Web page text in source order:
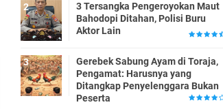
3 Tersangka Pengeroyokan Maut
Bahodopi Ditahan, Polisi Buru
Aktor Lain
Gerebek Sabung Ayam di Toraja,
Pengamat: Harusnya yang
Ditangkap Penyelenggara Bukan
Peserta